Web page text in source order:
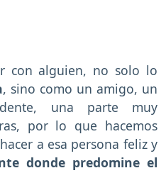
con alguien, no solo lo
, sino como un amigo, un
una parte muy
por lo que hacemos
a esa persona feliz y
donde predomine el